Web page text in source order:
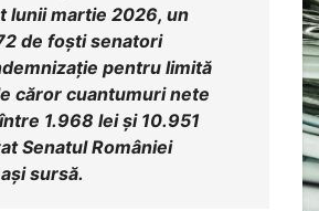
lunii martie 2026, un
de foști senatori
pentru limită
căror cuantumuri nete
1.968 lei și 10.951
Senatul României
sursă.